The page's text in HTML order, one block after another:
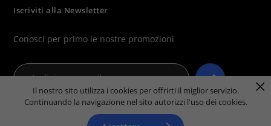
Iscriviti alla Newsletter
Conosci per primo le nostre promozioni
Il nostro sito utilizza i cookies per offrirti il miglior servizio.
Continuando la navigazione nel sito autorizzi l'uso dei cookies.